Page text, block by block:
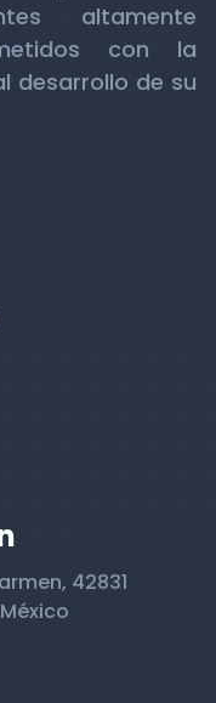
altamente
con la
desarrollo de su
42831